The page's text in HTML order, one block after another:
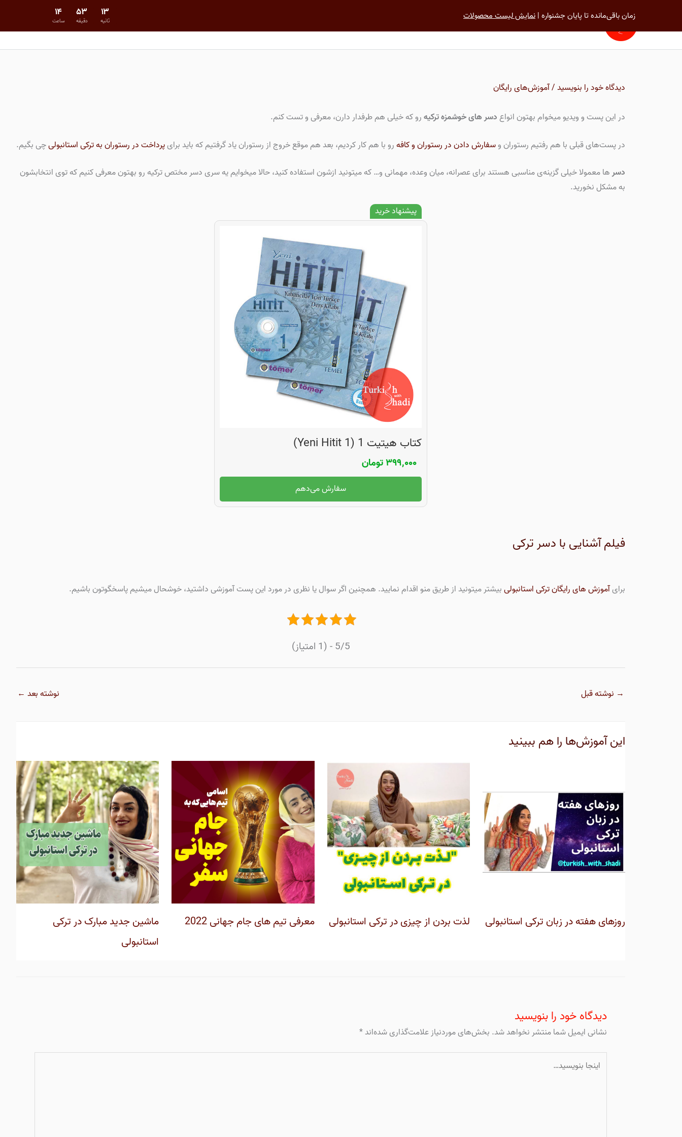
زمان باقی‌مانده تا پایان جشنواره | نمایش لیست محصولات ۱۴
ساعت
۵۳
دقیقه
۱۳
ثانیه
محتوا
خانه آموزش ترکی استانبولی جستجو
دیدگاه‌ خود را بنویسید/آموزش‌های رایگان
در این پست و ویدیو میخوام بهتون انواعدسر های خوشمزه ترکیهرو که خیلی هم طرفدار دارن، معرفی و تست کنم.
در پست‌های قبلی با هم رفتیم رستوران وسفارش دادن در رستوران و کافهرو با هم کار کردیم، بعد هم موقع خروج از رستوران یاد گرفتیم که باید برایپرداخت در رستوران به ترکی استانبولیچی بگیم.
دسرها معمولا خیلی گزینه‌ی مناسبی هستند برای عصرانه، میان وعده، مهمانی و… که میتونید ازشون استفاده کنید، حالا میخوایم یه سری دسر مختص ترکیه رو بهتون معرفی کنیم که توی انتخابشون
به مشکل نخورید.
پیشنهاد خرید
کتاب هیتیت 1 (Yeni Hitit 1)
۳۹۹,۰۰۰تومان
سفارش می‌دهم
فیلم آشنایی با دسر ترکی
برایآموزش های رایگان ترکی استانبولیبیشتر میتونید از طریق منو اقدام نمایید. همچنین اگر سوال یا نظری در مورد این پست آموزشی داشتید، خوشحال میشیم پاسخگوتون باشیم.
5/5 - (1 امتیاز)
→ نوشته قبل نوشته بعد ←
این آموزش‌ها را هم ببینید
روزهای هفته در زبان ترکی استانبولی لذت بردن از چیزی در ترکی استانبولی معرفی تیم های جام جهانی 2022
ماشین جدید مبارک در ترکی
استانبولی
دیدگاه‌ خود را بنویسید
نشانی ایمیل شما منتشر نخواهد شد. بخش‌های موردنیاز علامت‌گذاری شده‌اند*
بنویسید…